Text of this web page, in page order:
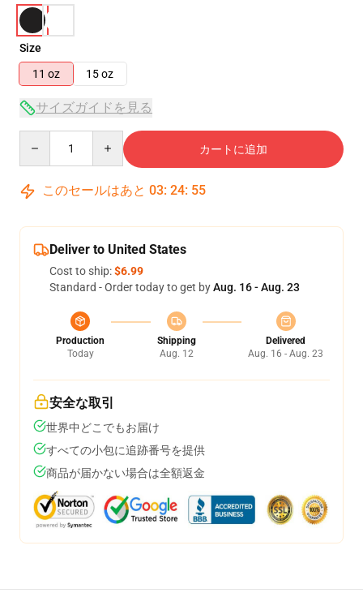
Size
11 oz
15 oz
サイズガイドを見る
カートに追加
このセールはあと 03: 24: 54
Deliver to United States
Cost to ship:$6.99
Standard - Order today to get byAug. 16 - Aug. 23
Production
Today
Shipping
Aug. 12
Delivered
Aug. 16 - Aug. 23
安全な取引
世界中どこでもお届け
すべての小包に追跡番号を提供
商品が届かない場合は全額返金